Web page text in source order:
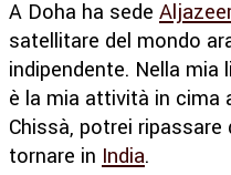
A Doha ha sede
satellitare del mondo
indipendente. Nella
è la mia attività in cima
Chissà, potrei
tornare in India.